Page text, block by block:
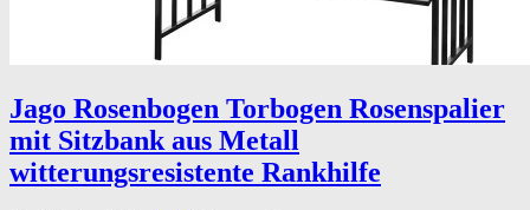
Jago Rosenbogen Torbogen Rosenspalier
mit Sitzbank aus Metall
witterungsresistente Rankhilfe